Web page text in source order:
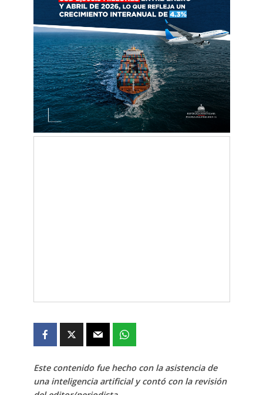
Este contenido fue hecho con la asistencia de
una inteligencia artificial y contó con la revisión